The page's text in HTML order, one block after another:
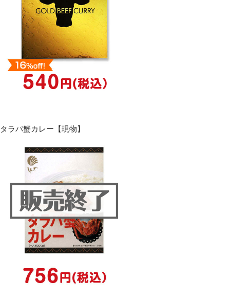
タラバ蟹カレー【現物】